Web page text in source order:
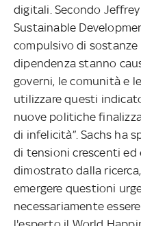
digitali. Secondo
Sustainable
compulsivo di
dipendenza stanno
governi, le comunità e
utilizzare questi
nuove politiche
di infelicità”. Sachs ha
di tensioni crescenti ed
dimostrato dalla
emergere questioni
necessariamente